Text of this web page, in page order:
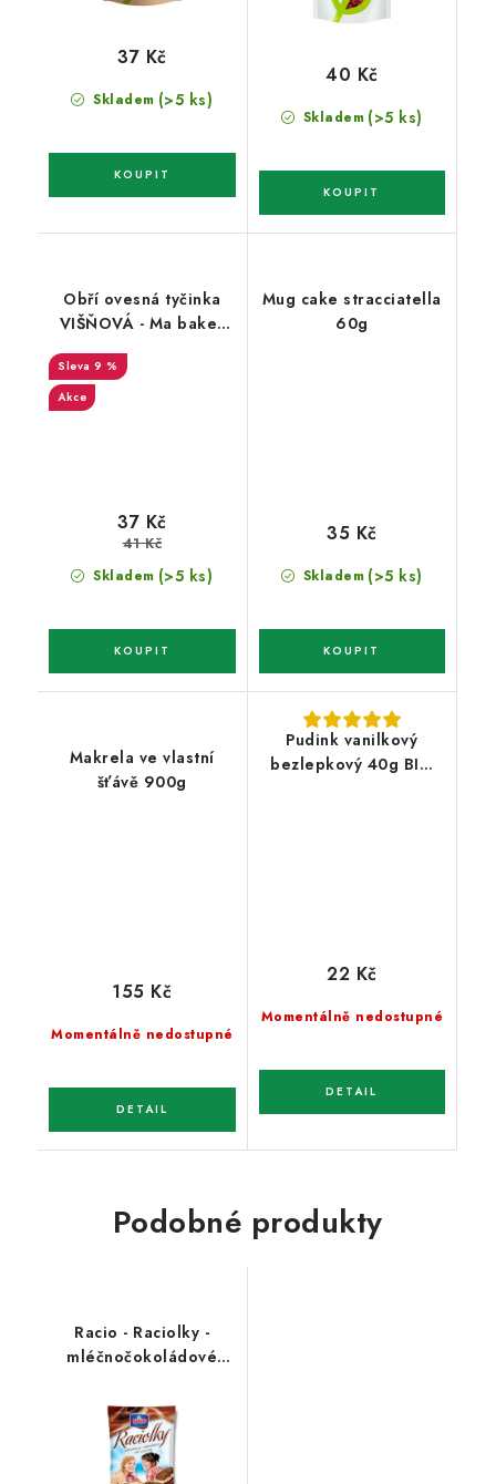
Skladem (>5 ks)
37 Kč
Skladem (>5 ks)
40 Kč
Obří ovesná tyčinka
VIŠŇOVÁ - Ma baker
90g
9 %
Akce
Skladem (>5 ks)
37 Kč
41 Kč
Mug cake stracciatella
60g
Skladem (>5 ks)
35 Kč
Makrela ve vlastní
šťávě 900g
Momentálně nedostupné
155 Kč
Pudink vanilkový
bezlepkový 40g BIO
Momentálně nedostupné
22 Kč
Podobné produkty
Racio - Raciolky -
mléčnočokoládové